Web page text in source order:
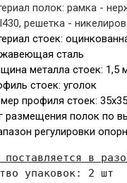
полок: рамка -
решетка -
стоек:
сталь
металла стоек: 1,5
стоек: уголок
профиля стоек: 35
размещения полок по
регулировки
поставляется в
упаковок: 2 шт